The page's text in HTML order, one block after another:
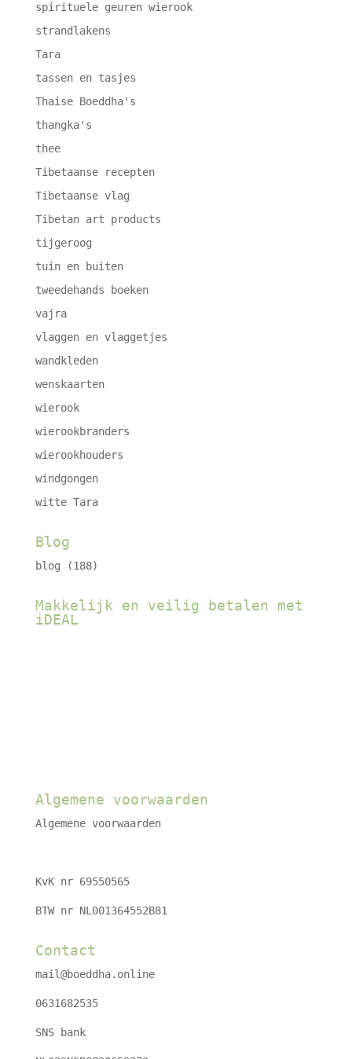
spirituele geuren wierook
strandlakens
Tara
tassen en tasjes
Thaise Boeddha's
thangka's
thee
Tibetaanse recepten
Tibetaanse vlag
Tibetan art products
tijgeroog
tuin en buiten
tweedehands boeken
vajra
vlaggen en vlaggetjes
wandkleden
wenskaarten
wierook
wierookbranders
wierookhouders
windgongen
witte Tara
Blog
blog (188)
Makkelijk en veilig betalen met
iDEAL
Algemene voorwaarden
Algemene voorwaarden
KvK nr 69550565
BTW nr NL001364552B81
Contact
mail@boeddha.online
0631682535
SNS bank